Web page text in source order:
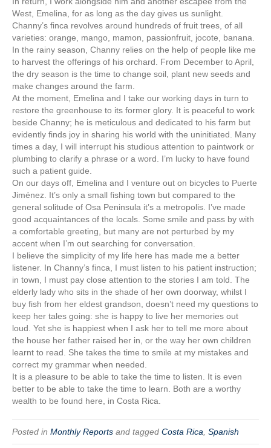
West, Emelina, for as long as the day gives us sunlight.
Channy’s finca revolves around hundreds of fruit trees, of all
varieties: orange, mango, mamon, passionfruit, jocote, banana.
In the rainy season, Channy relies on the help of people like me
to harvest the offerings of his orchard. From December to April,
the dry season is the time to change soil, plant new seeds and
make changes around the farm.
At the moment, Emelina and I take our working days in turn to
restore the greenhouse to its former glory. It is peaceful to work
beside Channy; he is meticulous and dedicated to his farm but
evidently finds joy in sharing his world with the uninitiated. Many
times a day, I will interrupt his studious attention to paintwork or
plumbing to clarify a phrase or a word. I’m lucky to have found
such a patient guide.
On our days off, Emelina and I venture out on bicycles to Puerte
Jiménez. It’s only a small fishing town but compared to the
general solitude of Osa Peninsula it’s a metropolis. I’ve made
good acquaintances of the locals. Some smile and pass by with
a comfortable greeting, but many are not perturbed by my
accent when I’m out searching for conversation.
I believe the simplicity of my life here has made me a better
listener. In Channy’s finca, I must listen to his patient instruction;
in town, I must pay close attention to the stories I am told. The
elderly lady who sits in the shade of her own doorway, whilst I
buy fish from her eldest grandson, doesn’t need my questions to
keep her tales going: she is happy to live her memories out
loud. Yet she is happiest when I ask her to tell me more about
the house her father raised her in, or the way her own children
learnt to read. She takes the time to smile at my mistakes and
correct my grammar when needed.
It is a pleasure to be able to take the time to listen. It is even
better to be able to take the time to learn. Both are a worthy
wealth to be found here, in Costa Rica.
Posted in Monthly Reports and tagged Costa Rica Spanish